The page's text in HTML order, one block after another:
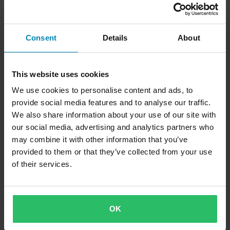
Consent Details About
This website uses cookies
We use cookies to personalise content and ads, to
provide social media features and to analyse our traffic.
We also share information about your use of our site with
our social media, advertising and analytics partners who
may combine it with other information that you’ve
provided to them or that they’ve collected from your use
of their services.
OK
Lisää
Kuvaus
4 Seasons -sarjan TS2 V2 pitkähihainen paita on SIXS-ikonin
kehitysaskel, suunniteltu tarjoamaan erinomaista suorituskykyä
ympäri vuoden. Strategiset vahvistukset kovaa kulutusta
kestävissä alueissa takaavat optimaalisen kestävyyden ja suojan,
kun taas optimoitu tekninen kangas tarjoaa täydellisen
tasapainon ilmastoinnin ja peiton välillä. Ihanteellinen mihin
tahansa urheilulajiin ja ilmastoon, se säätelee kehon lämpötilaa
ja pitää ihon kuivana, mikä mahdollistaa parhaan suorituksen
Tuotetiedot
Väri
Tummanharmaa/Musta
Merkki
SIXS
Aikuinen
Koko-opas
Toimitus ja palautus
Nopeat toimitukset
Teemme aina parhaamme varmistaaksemme, että vastaanotat
tuotteet mahdollisimman nopeasti!
Kysymyksiä tuotteesta
Kysy jotain
Suosikit kategoriassa Vaatesetit, Paidat &
Housut